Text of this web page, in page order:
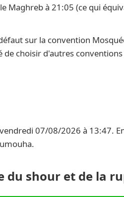
Maghreb à 21:05 (ce qui
sur la convention
de choisir d'autres
07/08/2026 à 13:47.
shour et de la